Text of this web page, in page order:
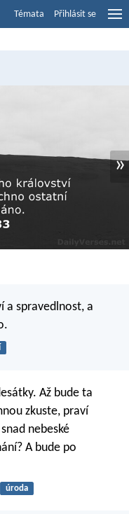
Témata Přihlásit se
»
a spravedlnost, a
Až bude ta
zkuste, praví
nebeské
A bude po
úroda